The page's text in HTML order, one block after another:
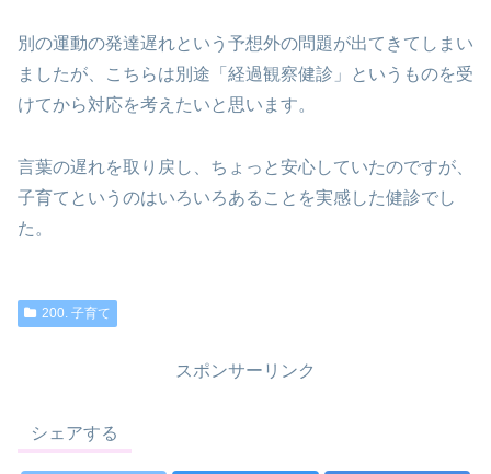
別の運動の発達遅れという予想外の問題が出てきてしまい
ましたが、こちらは別途「経過観察健診」というものを受
けてから対応を考えたいと思います。
言葉の遅れを取り戻し、ちょっと安心していたのですが、
子育てというのはいろいろあることを実感した健診でし
た。
200. 子育て
スポンサーリンク
シェアする